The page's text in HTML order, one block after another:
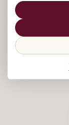
Südweine
Low Alc - Stillwein
Mavrio
Silentium